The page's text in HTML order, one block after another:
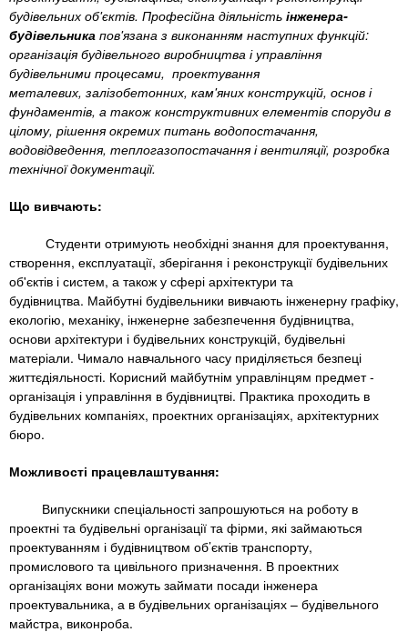
i
e
n
t
s
.
i
n
f
o
ч
а
л
ь
н
и
х
а
л
а
д
і
в
Курси
Приватні школи
MBA
За кордоном
будівельних об'єктів. Професійна діяльність інженера-
будівельника пов'язана з виконанням наступних функцій:
організація будівельного виробництва і управління
будівельними процесами, проектування
металевих, залізобетонних, кам'яних конструкцій, основ і
фундаментів, а також конструктивних елементів споруди в
цілому, рішення окремих питань водопостачання,
водовідведення, теплогазопостачання і вентиляції, розробка
технічної документації.
Що вивчають:
Студенти отримують необхідні знання для проектування,
створення, експлуатації, зберігання і реконструкції будівельних
об'єктів і систем, а також у сфері архітектури та
будівництва. Майбутні будівельники вивчають інженерну графіку,
екологію, механіку, інженерне забезпечення будівництва,
основи архітектури і будівельних конструкцій, будівельні
матеріали. Чимало навчального часу приділяється безпеці
життєдіяльності. Корисний майбутнім управлінцям предмет -
організація і управління в будівництві. Практика проходить в
будівельних компаніях, проектних організаціях, архітектурних
бюро.
Можливості працевлаштування:
Випускники спеціальності запрошуються на роботу в
проектні та будівельні організації та фірми, які займаються
проектуванням і будівництвом об’єктів транспорту,
промислового та цивільного призначення. В проектних
організаціях вони можуть займати посади інженера
проектувальника, а в будівельних організаціях – будівельного
майстра, виконроба.